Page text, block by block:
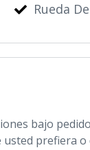
Rueda
bajo
prefiera